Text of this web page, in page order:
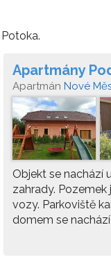
Apartmány
Apartmán Nové
65 Nové Město
Objekt se nachází
zahrady.
vozy. Parkoviště
domem se nachází